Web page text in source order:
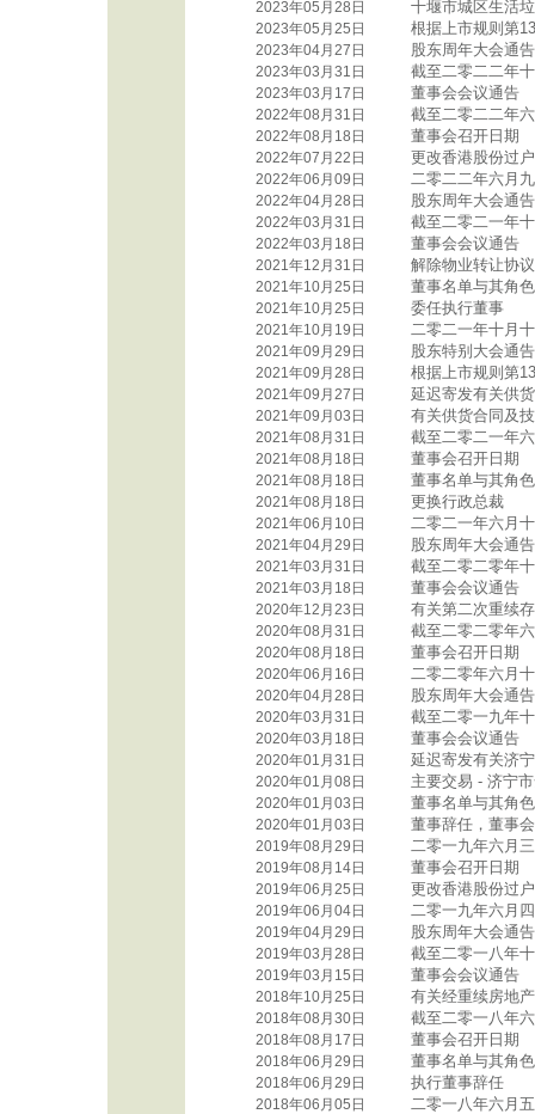
2023年05月28日 十堰市城区生活
2023年05月25日 根据上市规则第
2023年04月27日 股东周年大会通告
2023年03月31日 截至二零二二年
2023年03月17日 董事会会议通告
2022年08月31日 截至二零二二年
2022年08月18日 董事会召开日期
2022年07月22日 更改香港股份过
2022年06月09日 二零二二年六月
2022年04月28日 股东周年大会通告
2022年03月31日 截至二零二一年
2022年03月18日 董事会会议通告
2021年12月31日 解除物业转让协议
2021年10月25日 董事名单与其角
2021年10月25日 委任执行董事
2021年10月19日 二零二一年十月
2021年09月29日 股东特别大会通告
2021年09月28日 根据上市规则第
2021年09月27日 延迟寄发有关供
2021年09月03日 有关供货合同及
2021年08月31日 截至二零二一年
2021年08月18日 董事会召开日期
2021年08月18日 董事名单与其角
2021年08月18日 更换行政总裁
2021年06月10日 二零二一年六月
2021年04月29日 股东周年大会通告
2021年03月31日 截至二零二零年
2021年03月18日 董事会会议通告
2020年12月23日 有关第二次重续
2020年08月31日 截至二零二零年
2020年08月18日 董事会召开日期
2020年06月16日 二零二零年六月
2020年04月28日 股东周年大会通告
2020年03月31日 截至二零一九年
2020年03月18日 董事会会议通告
2020年01月31日 延迟寄发有关济
2020年01月08日 主要交易 - 济宁
2020年01月03日 董事名单与其角
2020年01月03日 董事辞任，董事
2019年08月29日 二零一九年六月
2019年08月14日 董事会召开日期
2019年06月25日 更改香港股份过
2019年06月04日 二零一九年六月
2019年04月29日 股东周年大会通告
2019年03月28日 截至二零一八年
2019年03月15日 董事会会议通告
2018年10月25日 有关经重续房地
2018年08月30日 截至二零一八年
2018年08月17日 董事会召开日期
2018年06月29日 董事名单与其角
2018年06月29日 执行董事辞任
2018年06月05日 二零一八年六月